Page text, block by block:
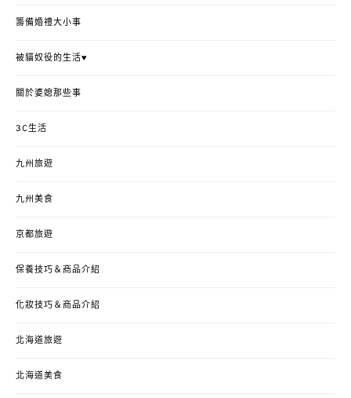
籌備婚禮大小事
被貓奴役的生活♥
關於婆媳那些事
3C生活
九州旅遊
九州美食
京都旅遊
保養技巧＆商品介紹
化妝技巧＆商品介紹
北海道旅遊
北海道美食